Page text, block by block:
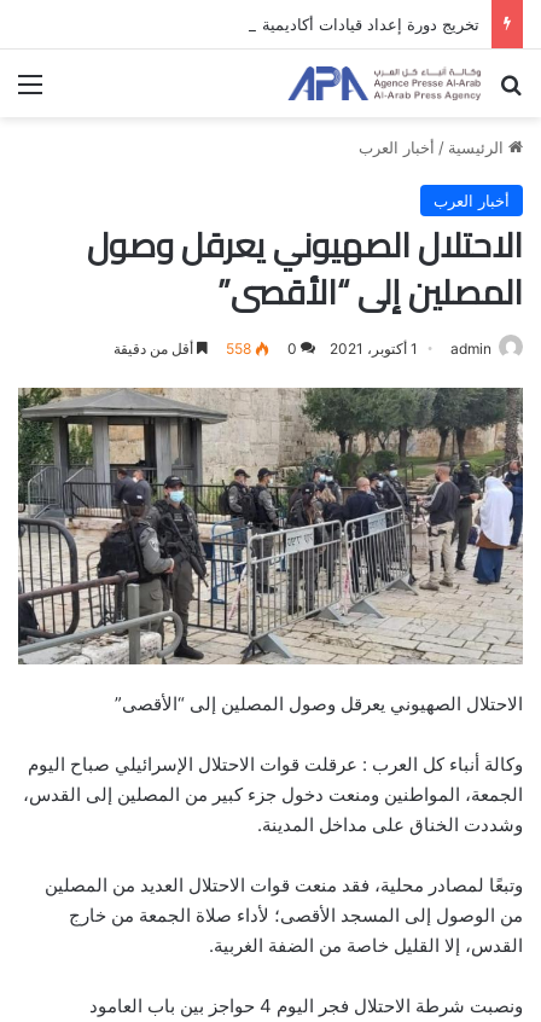
بحث عن
الرئيسية / أخبار العرب
أخبار العرب
الاحتلال الصهيوني يعرقل وصول
المصلين إلى “الأقصى”
admin 1 أكتوبر، 2021 0
558 أقل من دقيقة
الاحتلال الصهيوني يعرقل وصول المصلين إلى “الأقصى”
وكالة أنباء كل العرب : عرقلت قوات الاحتلال الإسرائيلي صباح اليوم
الجمعة، المواطنين ومنعت دخول جزء كبير من المصلين إلى القدس،
وشددت الخناق على مداخل المدينة.
وتبعًا لمصادر محلية، فقد منعت قوات الاحتلال العديد من المصلين
من الوصول إلى المسجد الأقصى؛ لأداء صلاة الجمعة من خارج
القدس، إلا القليل خاصة من الضفة الغربية.
ونصبت شرطة الاحتلال فجر اليوم 4 حواجز بين باب العامود